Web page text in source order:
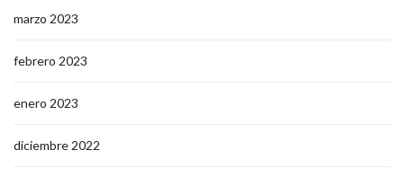
marzo 2023
febrero 2023
enero 2023
diciembre 2022